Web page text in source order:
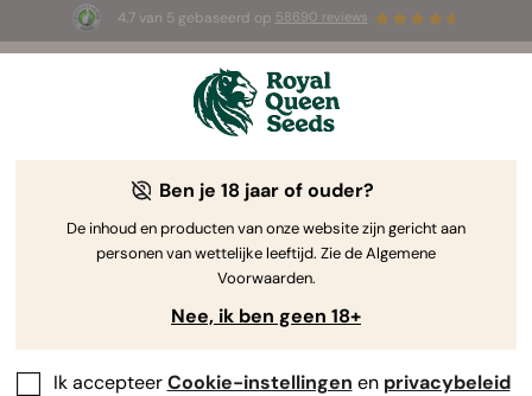
4.7 van 5 gebaseerd op 58690 reviews
☀️ Summer Sales: tot wel 50% korting
op geselecteerde producten! ⏤
The RQS Blog
Cannabis Lifestyle Blogs
Ben je 18 jaar of ouder?
De inhoud en producten van onze website zijn gericht aan
personen van wettelijke leeftijd. Zie de Algemene
Voorwaarden.
Nee, ik ben geen 18+
Ik accepteerCookie-instellingen en privacybeleid